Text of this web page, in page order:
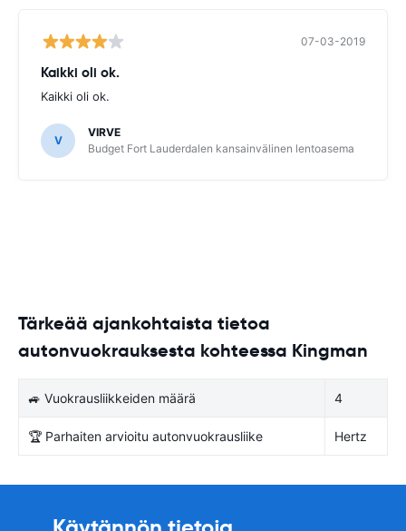
07-03-2019
Kaikki oli ok.
Kaikki oli ok.
V
VIRVE
Budget Fort Lauderdalen kansainvälinen lentoasema
Tärkeää ajankohtaista tietoa
autonvuokrauksesta kohteessa Kingman
🚙 Vuokrausliikkeiden määrä 4
🏆 Parhaiten arvioitu autonvuokrausliike Hertz